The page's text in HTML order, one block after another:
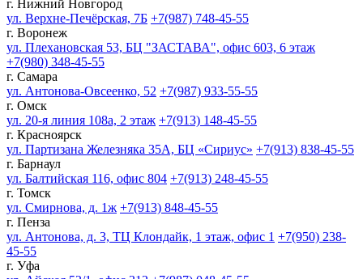
г. Нижний Новгород
ул. Верхне-Печёрская, 7Б +7(987) 748-45-55
г. Воронеж
ул. Плехановская 53, БЦ "ЗАСТАВА", офис 603, 6 этаж
+7(980) 348-45-55
г. Самара
ул. Антонова-Овсеенко, 52 +7(987) 933-55-55
г. Омск
ул. 20-я линия 108а, 2 этаж +7(913) 148-45-55
г. Красноярск
ул. Партизана Железняка 35А, БЦ «Сириус» +7(913) 838-45-55
г. Барнаул
ул. Балтийская 116, офис 804 +7(913) 248-45-55
г. Томск
ул. Смирнова, д. 1ж +7(913) 848-45-55
г. Пенза
ул. Антонова, д. 3, ТЦ Клондайк, 1 этаж, офис 1 +7(950) 238-
45-55
г. Уфа